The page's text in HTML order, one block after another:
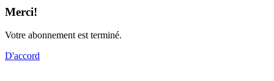
Merci!
Votre abonnement est terminé.
D'accord